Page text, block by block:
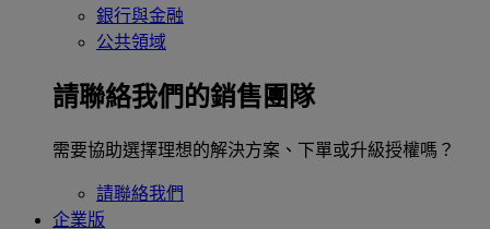
銀行與金融
公共領域
請聯絡我們的銷售團隊
需要協助選擇理想的解決方案、下單或升級授權嗎？
請聯絡我們
企業版